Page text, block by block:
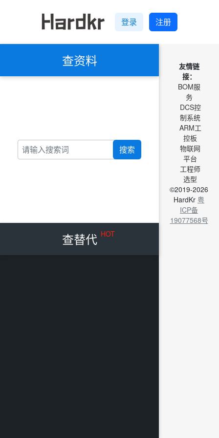
登录 注册
查资料
搜索
查替代 HOT
友情链
接：
BOM服
务
DCS控
制系统
ARM工
控板
物联网
平台
工程师
选型
©2019-2026
HardKr 粤
ICP备
19077568号